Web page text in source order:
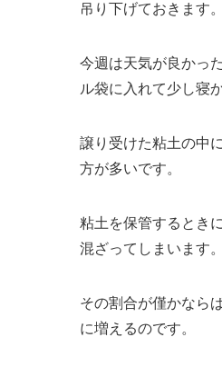
吊り下げておきます。
今週は天気が良かっ
ル袋に入れて少し寝
譲り受けた粘土の中
方が多いです。
粘土を保管するとき
混ざってしまいます
その割合が僅かなら
に増えるのです。